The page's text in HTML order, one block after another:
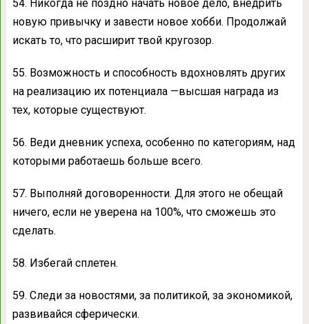
54. Никогда не поздно начать новое дело, внедрить
новую привычку и завести новое хобби. Продолжай
искать то, что расширит твой кругозор.
55. Возможность и способность вдохновлять других
на реализацию их потенциала —высшая награда из
тех, которые существуют.
56. Веди дневник успеха, особенно по категориям, над
которыми работаешь больше всего.
57. Выполняй договоренности. Для этого не обещай
ничего, если не уверена на 100%, что сможешь это
сделать.
58. Избегай сплетен.
59. Следи за новостями, за политикой, за экономикой,
развивайся сферически.